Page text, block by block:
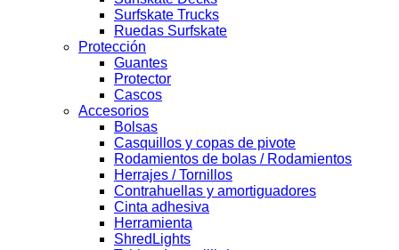
Surfskate Trucks
Ruedas Surfskate
Protección
Guantes
Protector
Cascos
Accesorios
Bolsas
Casquillos y copas de pivote
Rodamientos de bolas / Rodamientos
Herrajes / Tornillos
Contrahuellas y amortiguadores
Cinta adhesiva
Herramienta
ShredLights